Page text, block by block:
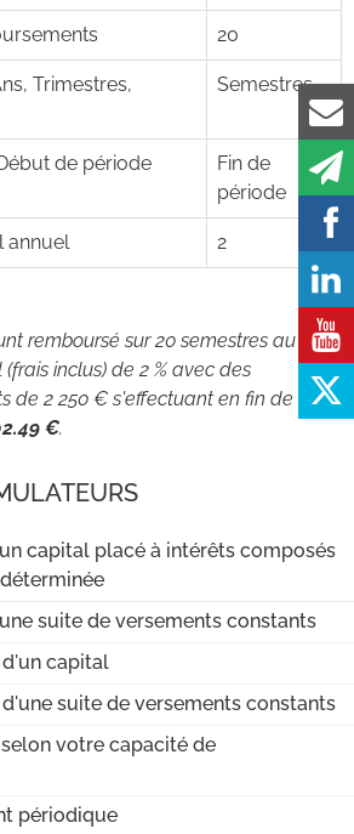
20
Trimestres,
Semestres
de période
Fin de
période
annuel 2
remboursé sur 20 semestres au taux
inclus) de 2 % avec des
de 2 250 € s'effectuant en fin de
€.
capital placé à intérêts composés
suite de versements constants
d'un capital
suite de versements constants
votre capacité de
périodique